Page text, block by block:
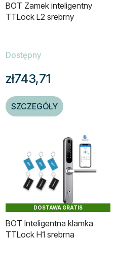
BOT Zamek inteligentny
TTLock L2 srebrny
Dostępny
zł743,71
SZCZEGÓŁY
DOSTAWA GRATIS
BOT Inteligentna klamka
TTLock H1 srebrna